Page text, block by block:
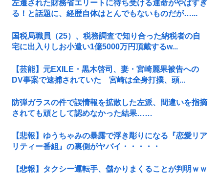
左遷された財務省エリートに待ち受ける運命がやばすぎ
る！と話題に、経歴自体はとんでもないものだが…...
国税局職員（25）、税務調査で知り合った納税者の自
宅に出入りしお小遣い1億5000万円頂戴するw...
【芸能】元EXILE・黒木啓司、妻・宮崎麗果被告への
DV事案で逮捕されていた 宮崎は全身打撲、頭...
防弾ガラスの件で誤情報を拡散した左派、間違いを指摘
されても頑として認めなかった結果……
【悲報】ゆうちゃみの暴露で浮き彫りになる『恋愛リア
リティー番組』の裏側がヤバイ・・・・・
【悲報】タクシー運転手、儲かりまくることが判明ｗｗ